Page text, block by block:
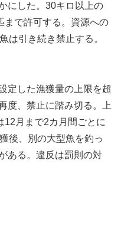
にした。30キロ以上の
まで許可する。資源への
は引き続き禁止する。
定した漁獲量の上限を超
度、禁止に踏み切る。上
12月まで2カ月間ごとに
後、別の大型魚を釣っ
ある。違反は罰則の対